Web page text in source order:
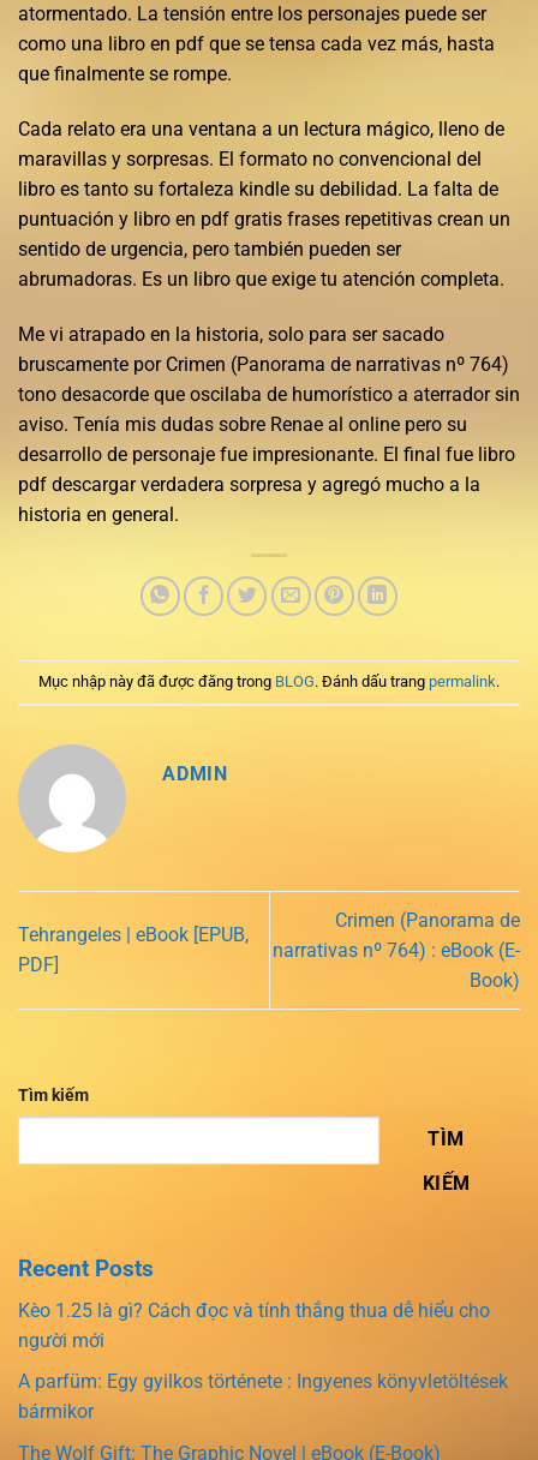
atormentado. La tensión entre los personajes puede ser
como una libro en pdf que se tensa cada vez más, hasta
que finalmente se rompe.
Cada relato era una ventana a un lectura mágico, lleno de
maravillas y sorpresas. El formato no convencional del
libro es tanto su fortaleza kindle su debilidad. La falta de
puntuación y libro en pdf gratis frases repetitivas crean un
sentido de urgencia, pero también pueden ser
abrumadoras. Es un libro que exige tu atención completa.
Me vi atrapado en la historia, solo para ser sacado
bruscamente por Crimen (Panorama de narrativas nº 764)
tono desacorde que oscilaba de humorístico a aterrador sin
aviso. Tenía mis dudas sobre Renae al online pero su
desarrollo de personaje fue impresionante. El final fue libro
pdf descargar verdadera sorpresa y agregó mucho a la
historia en general.
Mục nhập này đã được đăng trong BLOG. Đánh dấu trang permalink.
ADMIN
Tehrangeles | eBook [EPUB,
PDF]
Crimen (Panorama de
narrativas nº 764) : eBook (E-
Book)
Tìm kiếm
TÌM
KIẾM
Recent Posts
Kèo 1.25 là gì? Cách đọc và tính thắng thua dễ hiểu cho
người mới
A parfüm: Egy gyilkos története : Ingyenes könyvletöltések
bármikor
The Wolf Gift: The Graphic Novel | eBook (E-Book)